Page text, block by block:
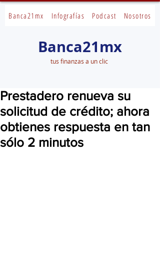
Banca21mx Infografías Podcast Nosotros
Banca21mx
tus finanzas a un clic
Prestadero renueva su
solicitud de crédito; ahora
obtienes respuesta en tan
sólo 2 minutos